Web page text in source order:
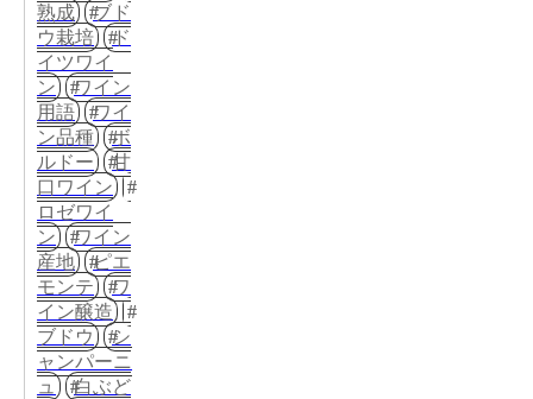
熟成
ブド
ウ栽培
ド
イツワイ
ン
ワイン
用語
ワイ
ン品種
ボ
ルドー
甘
口ワイン
ロゼワイ
ン
ワイン
産地
ピエ
モンテ
ワ
イン醸造
ブドウ
シ
ャンパーニ
ュ
白ぶど